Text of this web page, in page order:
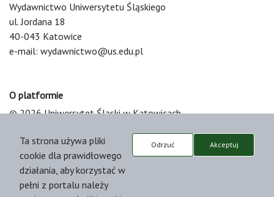
Wydawnictwo Uniwersytetu Śląskiego
ul. Jordana 18
40-043 Katowice
e-mail: wydawnictwo@us.edu.pl
O platformie
© 2026 Uniwersytet Śląski w Katowicach
Platform & Workflow by OJS/PKP
Ta strona używa pliki
cookie dla prawidłowego
działania, aby korzystać w
pełni z portalu należy
Odrzuć Akceptuj